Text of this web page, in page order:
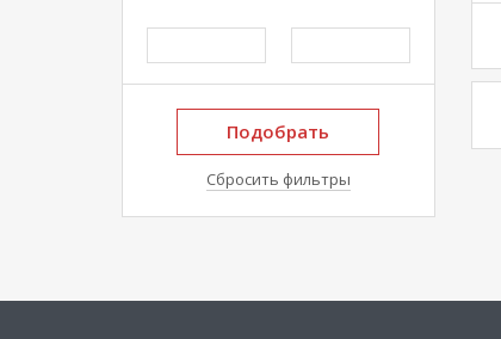
Подобрать
Сбросить фильтры